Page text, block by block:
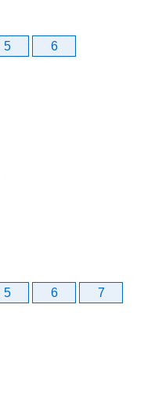
5 6
5 6
7